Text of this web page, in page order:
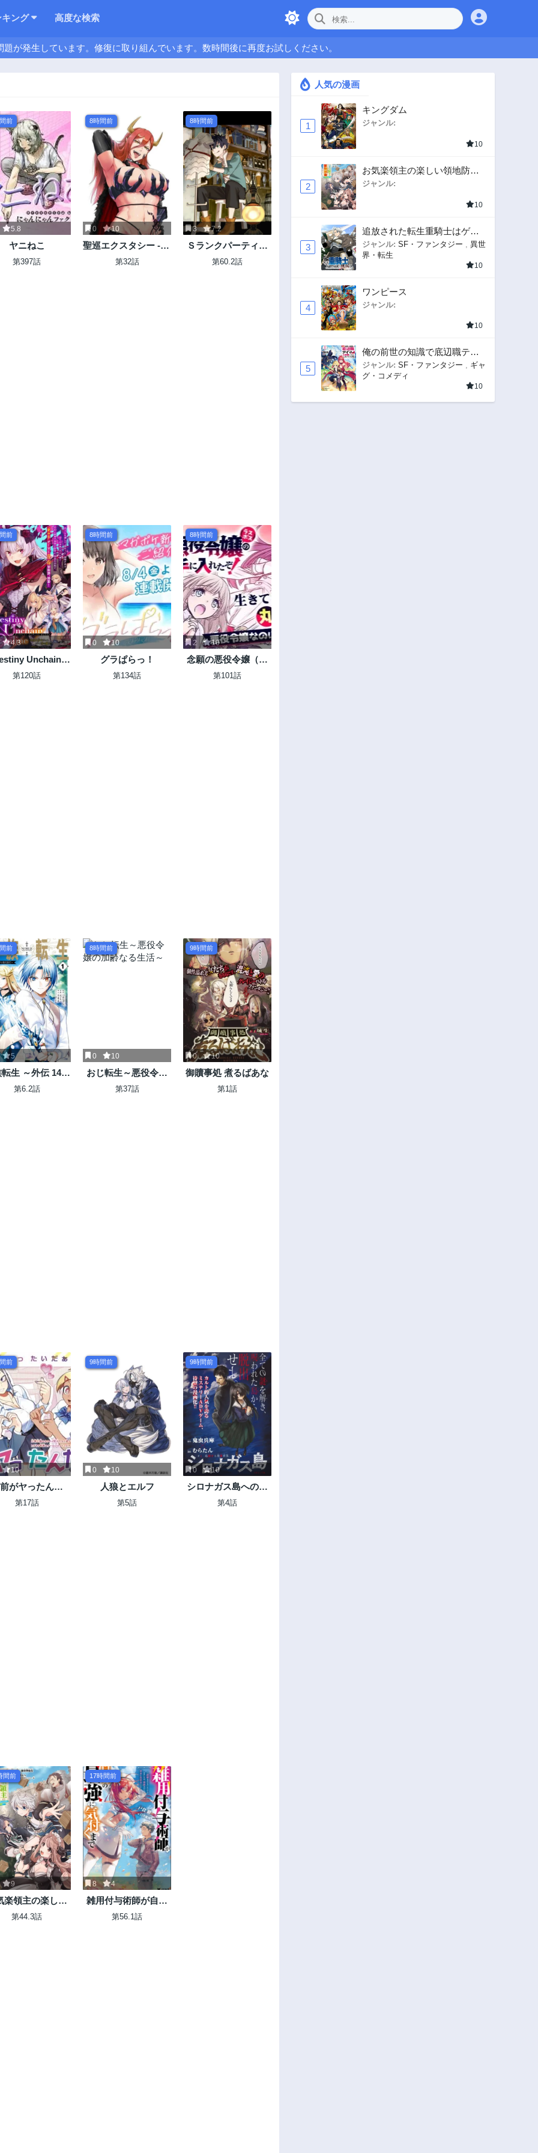
キング 高度な検索
題が発生しています。修復に取り組んでいます。数時間後に再度お試しください。
前
5.8
ヤニねこ
第397話
8時間前
0 10
聖巡エクスタシー -××
しないと出られない
第32話
8時間前
3 7.2
Ｓランクパーティか
ら解雇された【呪具
第60.2話
前
4.3
Unchain
〜吸血鬼少女
第120話
8時間前
0 10
グラぱらっ！
第134話
8時間前
2 10
念願の悪役令嬢（ラ
スボス）の身体を手
第101話
前
5
生 ～外伝 14歳
アの無双旅行～
第6.2話
8時間前
0 10
おじ転生～悪役令嬢
の加齢なる生活～
第37話
9時間前
0 10
御贖事処 煮るばあな
第1話
前
10
がヤったんだ
ろ！
第17話
9時間前
0 10
人狼とエルフ
第5話
9時間前
0 10
シロナガス島への帰
還
第4話
間前
9
楽領主の楽しい
防衛 〜生産系魔
第44.3話
17時間前
8 4
雑用付与術師が自分
の最強に気付くまで
第56.1話
人気の漫画
1
キングダム
ジャンル:
10
2
お気楽領主の楽しい領地防衛
〜生産系魔術で名もなき村を
ジャンル:
10
3
追放された転生重騎士はゲー
ム知識で無双する
ジャンル: SF・ファンタジー
異世
界・転生
10
4
ワンピース
ジャンル:
10
5
俺の前世の知識で底辺職テイ
マーが上級職になってしまい
そうな件
ジャンル: SF・ファンタジー , ギャ
グ・コメディ
10